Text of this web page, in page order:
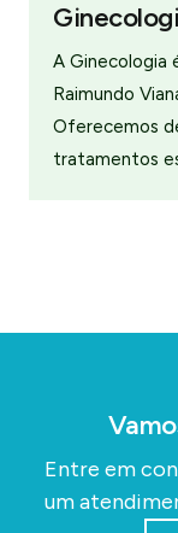
A Ginecologia
Raimundo
Oferecemos
tratamentos
Entre em
um